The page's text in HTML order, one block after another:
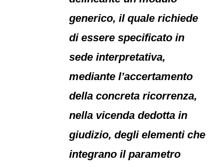
generico, il quale richiede
di essere specificato in
sede interpretativa,
mediante l’accertamento
della concreta ricorrenza,
nella vicenda dedotta in
giudizio, degli elementi che
integrano il parametro